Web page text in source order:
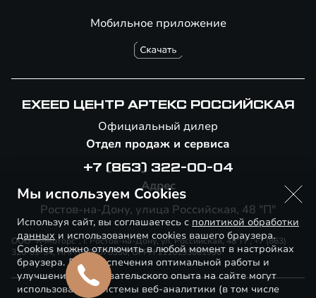
Мобильное приложение
EXEED ЦЕНТР АРТЕКС РОССИЙСКАЯ
Официальный дилер
Отдел продаж и сервиса
+7 (863) 322-00-04
Адрес
Ростов-на-Дону, улица Российская, 48 "П"
ООО "К-Моторс", г. Ростов-на-Дону, ул. Российская, 48"П", +7 (863)
320-09-54, ИНН 6166078330, ОГРН 1116193001990
Мы используем Cookies
Используя сайт, вы соглашаетесь с политикой обработки
данных и использованием cookies вашего браузера.
Cookies можно отключить в любой момент в настройках
браузера. Для обеспечения оптимальной работы и
улучшения пользовательского опыта на сайте могут
использоваться системы веб-аналитики (в том числе